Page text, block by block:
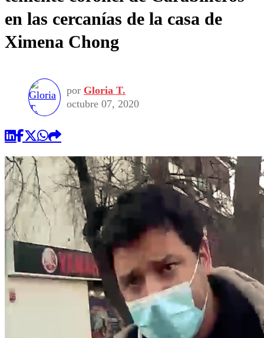
Colo Colo
Motor
Otros Deportes
Seleccion Chilena
Universidad Católica
Universidad de Chile
Noticias
Dato Practico
Economía
Política
Sustentabilidad
Vida Social
Publicaciones en medios
Comercial
en las cercanías de la casa de
Ximena Chong
por Gloria T.
octubre 07, 2020